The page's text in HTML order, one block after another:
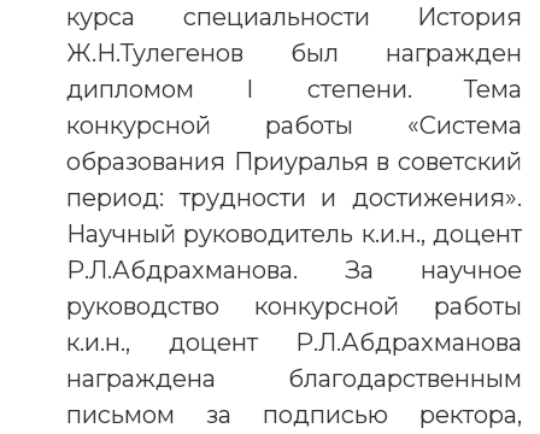
курса специальности История
Ж.Н.Тулегенов был награжден
дипломом І степени. Тема
конкурсной работы «Система
образования Приуралья в советский
период: трудности и достижения».
Научный руководитель к.и.н., доцент
Р.Л.Абдрахманова. За научное
руководство конкурсной работы
к.и.н., доцент Р.Л.Абдрахманова
награждена благодарственным
письмом за подписью ректора,